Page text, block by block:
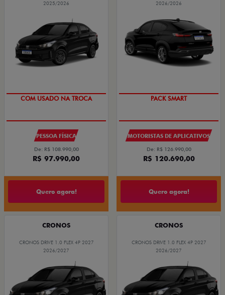
2025/2026
COM USADO NA TROCA
PESSOA FÍSICA
De: R$ 108.990,00
R$ 97.990,00
Quero agora!
2026/2026
PACK SMART
MOTORISTAS DE APLICATIVOS
De: R$ 126.990,00
R$ 120.690,00
Quero agora!
CRONOS
CRONOS DRIVE 1.0 FLEX 4P 2027
2026/2027
CRONOS
CRONOS DRIVE 1.0 FLEX 4P 2027
2026/2027